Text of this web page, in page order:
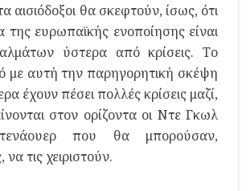
αισιόδοξοι θα σκεφτούν, ίσως, ότι
της ευρωπαϊκής ενοποίησης είναι
ύστερα από κρίσεις. Το
με αυτή την παρηγορητική σκέψη
έχουν πέσει πολλές κρίσεις μαζί,
στον ορίζοντα οι Ντε Γκωλ
που θα μπορούσαν,
τις χειριστούν.